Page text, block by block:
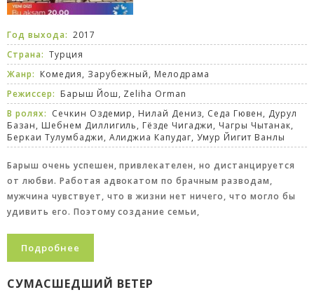
Год выхода: 2017
Страна: Турция
Жанр: Комедия, Зарубежный, Мелодрама
Режиссер: Барыш Йош, Zeliha Orman
В ролях: Сечкин Оздемир, Нилай Дениз, Седа Гювен, Дурул
Базан, Шебнем Диллигиль, Гёзде Чигаджи, Чагры Чытанак,
Беркаи Тулумбаджи, Алиджиа Капудаг, Умур Йигит Ванлы
Барыш очень успешен, привлекателен, но дистанцируется
от любви. Работая адвокатом по брачным разводам,
мужчина чувствует, что в жизни нет ничего, что могло бы
удивить его. Поэтому создание семьи,
Подробнее
СУМАСШЕДШИЙ ВЕТЕР